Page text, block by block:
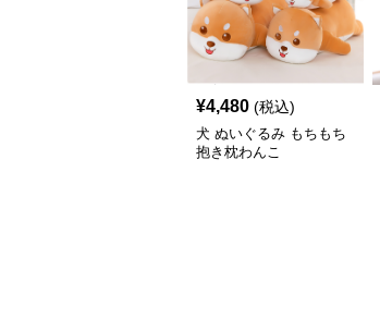
¥4,480 (税込)
犬 ぬいぐるみ もちもち
抱き枕わんこ